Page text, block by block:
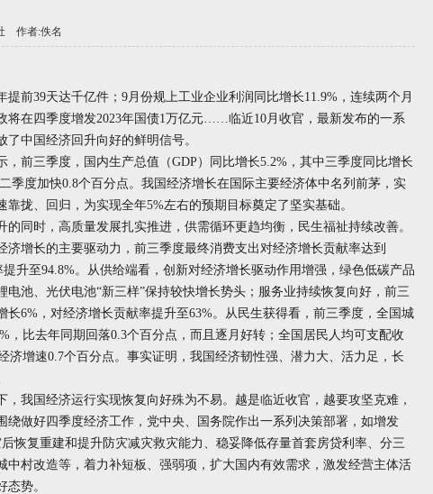
作者:佚名
39天达千亿件；9月份规上工业企业利润同比增长11.9%，连续两个月
将在四季度增发2023年国债1万亿元……临近10月收官，最新发布的一系
中国经济回升向好的鲜明信号。
前三季度，国内生产总值（GDP）同比增长5.2%，其中三季度同比增长
季度加快0.8个百分点。我国经济增长在国际主要经济体中名列前茅，实
靠拢、回归，为实现全年5%左右的预期目标奠定了坚实基础。
时，高质量发展扎实推进，供需循环更趋均衡，民生福祉持续改善。
济增长的主要驱动力，前三季度最终消费支出对经济增长贡献率达到
升至94.8%。从供给端看，创新对经济增长驱动作用增强，绿色低碳产品
电池、光伏电池“新三样”保持较快增长势头；服务业持续恢复向好，前三
长6%，对经济增长贡献率提升至63%。从民生获得看，前三季度，全国城
，比去年同期回落0.3个百分点，而且逐月好转；全国居民人均可支配收
济增速0.7个百分点。事实证明，我国经济韧性强、潜力大、活力足，长
我国经济运行实现恢复向好殊为不易。越是临近收官，越要攻坚克难，
绕做好四季度经济工作，党中央、国务院作出一系列决策部署，如增发
恢复重建和提升防灾减灾救灾能力、稳妥降低存量首套房贷利率、分三
中村改造等，着力补短板、强弱项，扩大国内有效需求，激发经营主体活
势。